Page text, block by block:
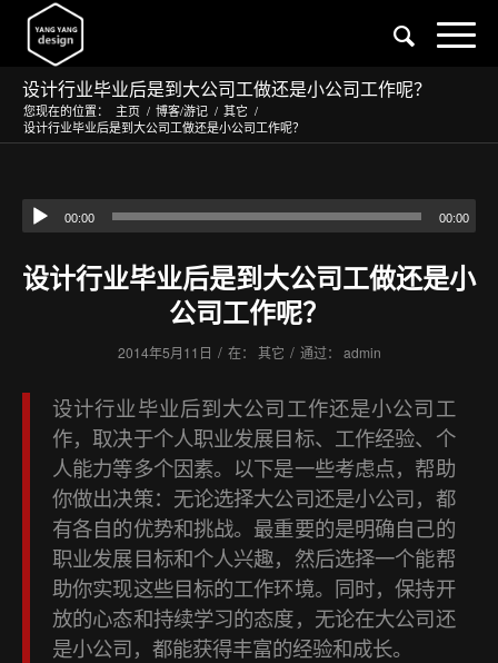
设计行业毕业后是到大公司工做还是小公司工作呢？
您现在的位置： 主页 / 博客/游记 / 其它 /
设计行业毕业后是到大公司工做还是小公司工作呢？
00:00 00:00
设计行业毕业后是到大公司工做还是小
公司工作呢？
2014年5月11日 / 在： 其它 / 通过： admin
设计行业毕业后到大公司工作还是小公司工
作，取决于个人职业发展目标、工作经验、个
人能力等多个因素。以下是一些考虑点，帮助
你做出决策：无论选择大公司还是小公司，都
有各自的优势和挑战。最重要的是明确自己的
职业发展目标和个人兴趣，然后选择一个能帮
助你实现这些目标的工作环境。同时，保持开
放的心态和持续学习的态度，无论在大公司还
是小公司，都能获得丰富的经验和成长。